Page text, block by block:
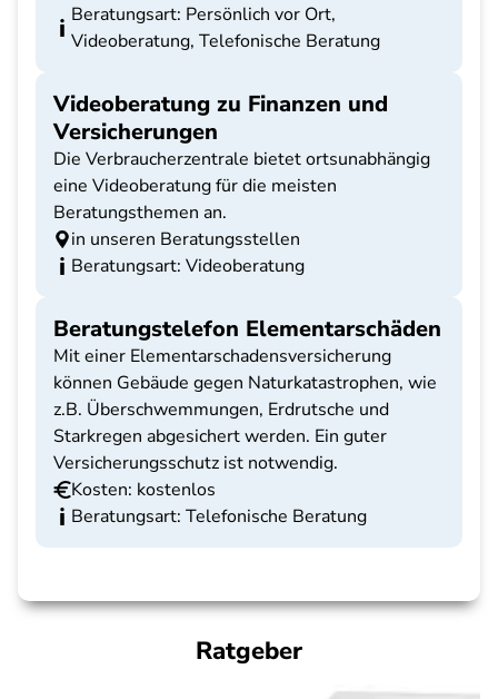
Beratungsart: Persönlich vor Ort,
Videoberatung, Telefonische Beratung
Videoberatung zu Finanzen und
Versicherungen
Die Verbraucherzentrale bietet ortsunabhängig
eine Videoberatung für die meisten
Beratungsthemen an.
in unseren Beratungsstellen
Beratungsart: Videoberatung
Beratungstelefon Elementarschäden
Mit einer Elementarschadensversicherung
können Gebäude gegen Naturkatastrophen, wie
z.B. Überschwemmungen, Erdrutsche und
Starkregen abgesichert werden. Ein guter
Versicherungsschutz ist notwendig.
Kosten: kostenlos
Beratungsart: Telefonische Beratung
Ratgeber